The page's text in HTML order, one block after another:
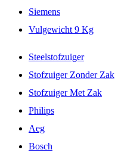
Siemens
Vulgewicht 9 Kg
Steelstofzuiger
Stofzuiger Zonder Zak
Stofzuiger Met Zak
Philips
Aeg
Bosch